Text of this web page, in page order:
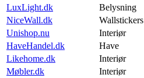
LuxLight.dk
Belysning
NiceWall.dk
Wallstickers
Unishop.nu
Interiør
HaveHandel.dk
Have
Likehome.dk
Interiør
Møbler.dk
Interiør